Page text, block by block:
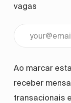
vagas
Ao marcar
receber
transacionais